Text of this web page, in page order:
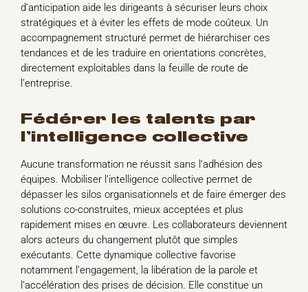
d’anticipation aide les dirigeants à sécuriser leurs choix
stratégiques et à éviter les effets de mode coûteux. Un
accompagnement structuré permet de hiérarchiser ces
tendances et de les traduire en orientations concrètes,
directement exploitables dans la feuille de route de
l’entreprise.
fédérer les talents par
l’intelligence collective
Aucune transformation ne réussit sans l’adhésion des
équipes. Mobiliser l’intelligence collective permet de
dépasser les silos organisationnels et de faire émerger des
solutions co-construites, mieux acceptées et plus
rapidement mises en œuvre. Les collaborateurs deviennent
alors acteurs du changement plutôt que simples
exécutants. Cette dynamique collective favorise
notamment l’engagement, la libération de la parole et
l’accélération des prises de décision. Elle constitue un